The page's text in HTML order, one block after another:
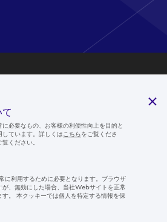
必要なもの、お客様の利便性向上を目的と
しています。詳しくは こちらをご覧くださ
覧ください。
に利用するために必要となります。ブラウザ
、無効にした場合、当社Webサイトを正常
。 本クッキーでは個人を特定する情報を保